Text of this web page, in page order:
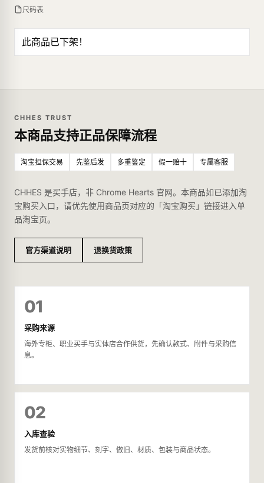
尺码表
此商品已下架！
CHHES TRUST
本商品支持正品保障流程
淘宝担保交易 先鉴后发 多重鉴定 假一赔十 专属客服
CHHES 是买手店，非 Chrome Hearts 官网。本商品如已添加淘
宝购买入口，请优先使用商品页对应的「淘宝购买」链接进入单
品淘宝页。
官方渠道说明 退换货政策
01
采购来源
海外专柜、职业买手与实体店合作供货，先确认款式、附件与采购信
息。
02
入库查验
发货前核对实物细节、刻字、做旧、材质、包装与商品状态。